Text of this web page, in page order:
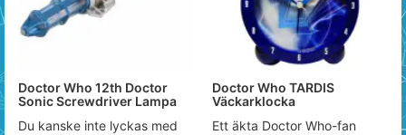
Doctor Who 12th Doctor
Sonic Screwdriver Lampa
Du kanske inte lyckas med
Doctor Who TARDIS
Väckarklocka
Ett äkta Doctor Who-fan